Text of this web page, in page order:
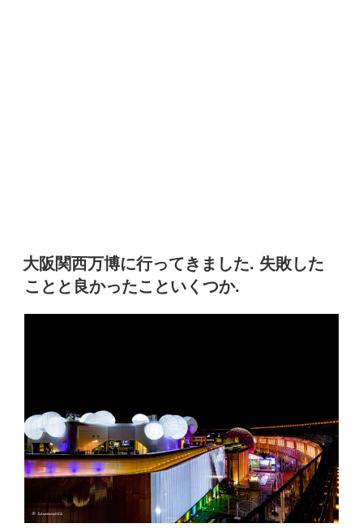
大阪関西万博に行ってきました. 失敗した
ことと良かったこといくつか.